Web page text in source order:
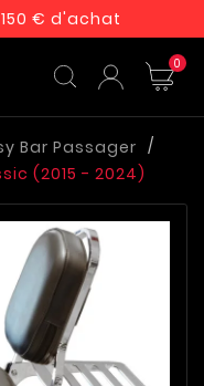
€ d'achat
0
Bar Passager
(2015 - 2024)